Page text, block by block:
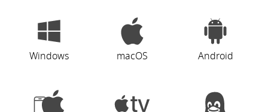
Windows macOS Android